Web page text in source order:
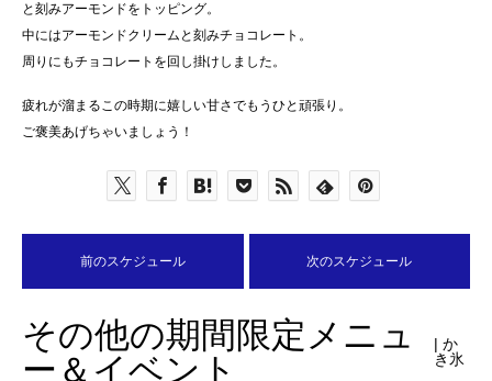
と刻みアーモンドをトッピング。
中にはアーモンドクリームと刻みチョコレート。
周りにもチョコレートを回し掛けしました。
疲れが溜まるこの時期に嬉しい甘さでもうひと頑張り。
ご褒美あげちゃいましょう！
前のスケジュール 次のスケジュール
その他の期間限定メニュ
ー＆イベント
| か
き氷